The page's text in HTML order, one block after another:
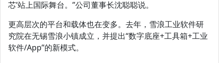
芯’站上国际舞台。”公司董事长沈聪聪说。
更高层次的平台和载体也在变多。去年，雪浪工业软件研
究院在无锡雪浪小镇成立，并提出“数字底座+工具箱+工业
软件/App”的新模式。